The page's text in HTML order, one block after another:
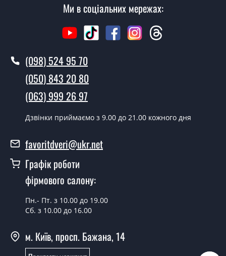
Вартість встановлення дверей PPrestig - від 1600 грн.
Як швидко можете встановити двері
PPrestig?
У той самий день протягом кількох годин, за умови
наявності їх на складі, чи наступного дня.
Чи можна на сьогодні викликати
замірника?
Так можна.
У вас є в наявності готові вуличні
двері?
Так, ми маємо великий асортимент готових вуличних
дверей.
Яка вартість найдешевших вуличних
Від 5200 грн.
Потрібні вуличні двері економ класу,
Ми в соціальних мережах:
(098) 524 95 70
(050) 843 20 80
(063) 999 26 97
Дзвінки приймаємо з 9.00 до 21.00 кожного дня
favoritdveri@ukr.net
Графік роботи
фірмового салону:
Пн.- Пт. з 10.00 до 19.00
Сб. з 10.00 до 16.00
м. Київ, просп. Бажана, 14